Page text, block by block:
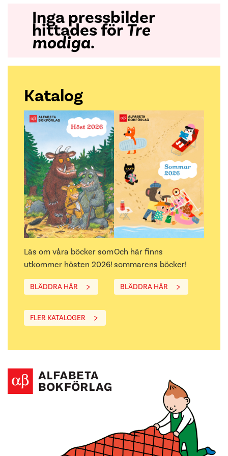
Inga pressbilder
hittades förTre
modiga.
Katalog
Läs om våra böcker som
utkommer hösten 2026!
BLÄDDRA HÄR
Och här finns
sommarens böcker!
BLÄDDRA HÄR
FLER KATALOGER